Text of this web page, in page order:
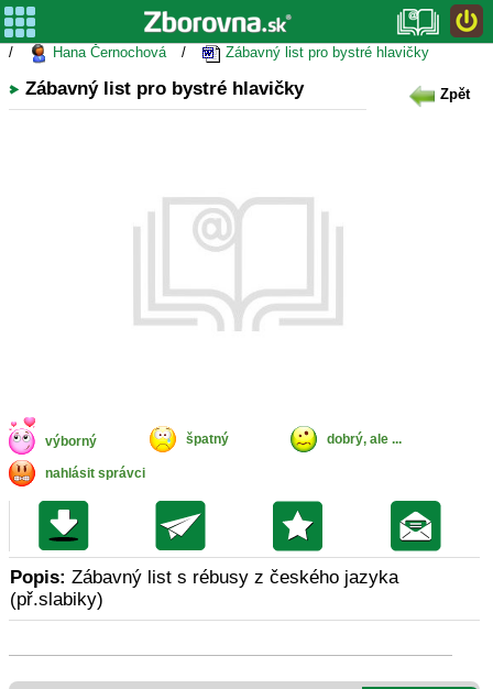
/ Hana Černochová / Zábavný list pro bystré hlavičky
Zábavný list pro bystré hlavičky Zpět
výborný špatný dobrý, ale ...
nahlásit správci
Popis: Zábavný list s rébusy z českého jazyka
(př.slabiky)